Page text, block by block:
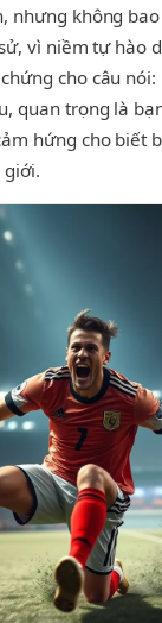
nhưng không
vì niềm tự hào
cho câu nói:
quan trọng là
hứng cho biết